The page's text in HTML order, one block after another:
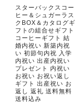
スターバックスコー
ヒー＆シュガーラス
クBOX＆カタログギ
フトの組合せギフト
コーヒーギフト 結
婚内祝い 新築内祝
い 初節句内祝 入学
内祝い 出産内祝い
プレゼント 内祝い
お祝い お祝い返し
ギフト 出産祝い お
返し 返礼 送料無料
送料込み